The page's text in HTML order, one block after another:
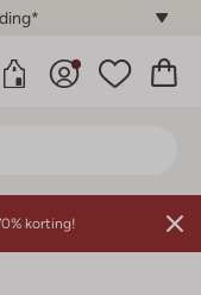
korting!